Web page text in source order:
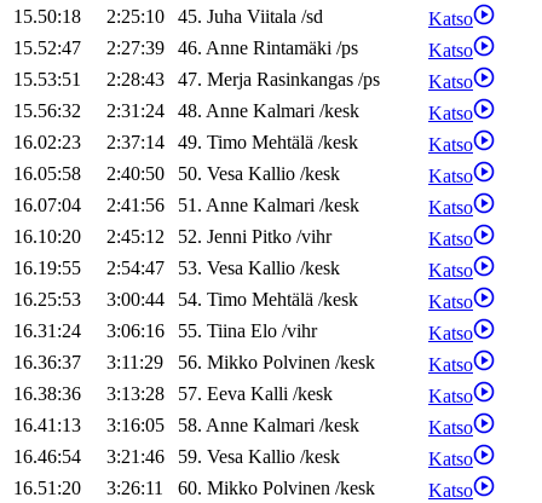
15.50:18
2:25:10 45. Juha Viitala /sd
Katso
15.52:47
2:27:39 46. Anne Rintamäki /ps
Katso
15.53:51
2:28:43 47. Merja Rasinkangas /ps
Katso
15.56:32
2:31:24 48. Anne Kalmari /kesk
Katso
16.02:23
2:37:14 49. Timo Mehtälä /kesk
Katso
16.05:58
2:40:50 50. Vesa Kallio /kesk
Katso
16.07:04
2:41:56 51. Anne Kalmari /kesk
Katso
16.10:20
2:45:12 52. Jenni Pitko /vihr
Katso
16.19:55
2:54:47 53. Vesa Kallio /kesk
Katso
16.25:53
3:00:44 54. Timo Mehtälä /kesk
Katso
16.31:24
3:06:16 55. Tiina Elo /vihr
Katso
16.36:37
3:11:29 56. Mikko Polvinen /kesk
Katso
16.38:36
3:13:28 57. Eeva Kalli /kesk
Katso
16.41:13
3:16:05 58. Anne Kalmari /kesk
Katso
16.46:54
3:21:46 59. Vesa Kallio /kesk
Katso
16.51:20
3:26:11 60. Mikko Polvinen /kesk
Katso